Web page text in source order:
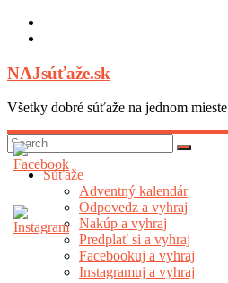
Skip
NAJsúťaže.sk
Všetky dobré súťaže na jednom mieste
Súťaže
Adventný kalendár
Odpovedz a vyhraj
Nakúp a vyhraj
Predplať si a vyhraj
Facebookuj a vyhraj
Instagramuj a vyhraj